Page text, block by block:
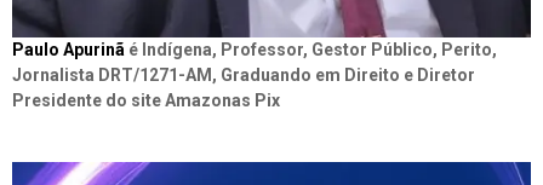
Paulo Apurinã é Indígena, Professor, Gestor Público, Perito,
Jornalista DRT/1271-AM, Graduando em Direito e Diretor
Presidente do site Amazonas Pix